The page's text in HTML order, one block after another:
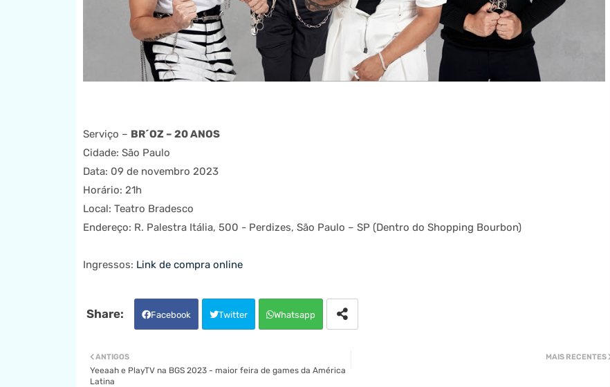
Serviço – BR´OZ – 20 ANOS
Cidade: São Paulo
Data: 09 de novembro 2023
Horário: 21h
Local: Teatro Bradesco
Endereço: R. Palestra Itália, 500 - Perdizes, São Paulo – SP (Dentro do Shopping Bourbon)
Ingressos: Link de compra online
Facebook Twitter Whatsapp
MAIS RECENTES
ANTIGOS
Yeeaah e PlayTV na BGS 2023 - maior feira de games da América
Latina